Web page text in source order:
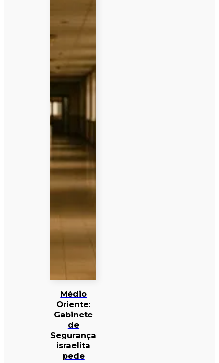
Médio
Oriente:
Gabinete
de
Segurança
israelita
pede